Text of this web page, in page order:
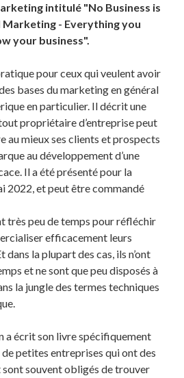
intitulé "No Business is
- Everything you
your business".
pour ceux qui veulent avoir
bases du marketing en général
en particulier. Il décrit une
propriétaire d’entreprise peut
au mieux ses clients et prospects
au développement d’une
Il a été présenté pour la
2022, et peut être commandé
très peu de temps pour réfléchir
efficacement leurs
la plupart des cas, ils n’ont
et ne sont que peu disposés à
la jungle des termes techniques
a écrit son livre spécifiquement
petites entreprises qui ont des
souvent obligés de trouver